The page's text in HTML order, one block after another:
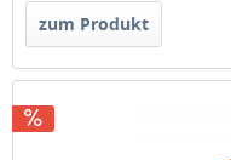
zum Produkt